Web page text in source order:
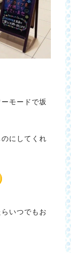
モードで坂
にしてくれ
いつでもお